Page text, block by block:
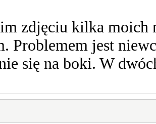
zdjęciu kilka moich
Problemem jest
się na boki. W